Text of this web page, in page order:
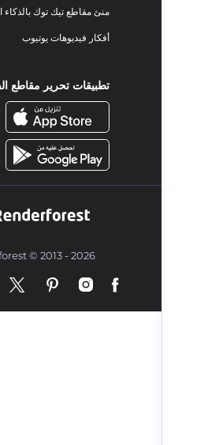
منئ مقاطع تيك توك بالذكاء الاصطناعي
أفكار فيديوهات يوتيوب
تطبيقات تحرير مقاطع الفيديو
Renderforest © 2013 - 2026